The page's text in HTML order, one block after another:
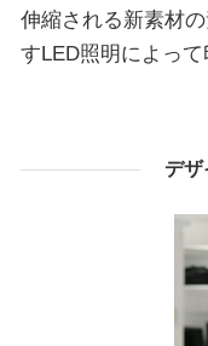
伸縮される新素材
すLED照明によって
デ